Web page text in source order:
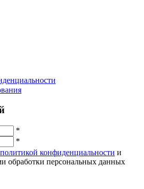
*
*
политикой конфиденциальности и
обработки персональных данных